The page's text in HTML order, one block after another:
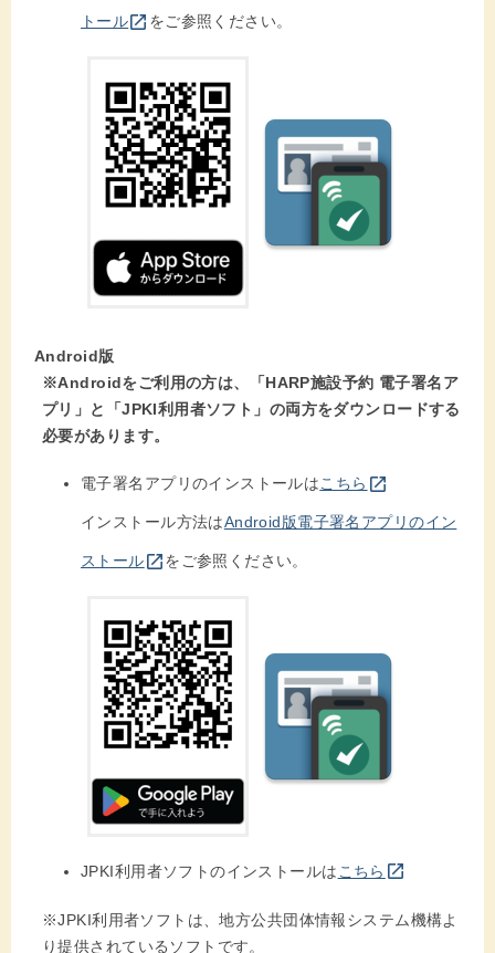
トールopen_in_new をご参照ください。
Android版
※Androidをご利用の方は、「HARP施設予約 電子署名ア
プリ」と「JPKI利用者ソフト」の両方をダウンロードする
必要があります。
電子署名アプリのインストールはこちら open_in_new
インストール方法はAndroid版電子署名アプリのイン
ストールopen_in_newをご参照ください。
JPKI利用者ソフトのインストールは こちら open_in_new
※JPKI利用者ソフトは、地方公共団体情報システム機構よ
り提供されているソフトです。